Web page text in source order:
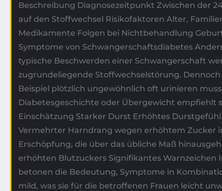
Beschreibung Diagnosezeitpunkt Zwischen der
auf den Stoffwechsel Risikofaktoren Alter,
Medikamente Folgen bei Nichtbehandlung
Symptome von Schwangerschaftsdiabetes
typische Beschwerden einer Schwangerschaft
zugrundeliegende Stoffwechselstörung.
Beispiel plötzlich ungewöhnlich oft urinieren
Diabetesgeschichte oder Übergewicht
Einschätzung Starker Durst Erhöhtes
Vermehrter Harndrang wegen erhöhtem Zucker
Erschöpfung, die über das übliche Maß
erhöhten Blutzuckers Signifikantes
betonen die Bedeutung, Symptome in
mild, was sie für die betroffenen Frauen leicht